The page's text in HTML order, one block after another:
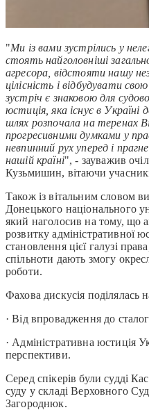
"Ми із вами зустрілись у
стоять найголовніші
агресора, відстояти нашу
цілісність і відбудувати
зустріч є знаковою для
юстиція, яка існує в Україні
шлях розпочала на теренах
прогресивними думками у
невпинний рух уперед і
нашій країні", - зауважив
Кузьмишин, вітаючи
Також із вітальним словом
Донецького національного
який наголосив на тому, що
розвитку адміністративної
становлення цієї галузі
спільноти дають змогу
роботи.
Фахова дискусія поділялась
·Від впровадження до
· Адміністративна юстиція
перспективи.
Серед спікерів були судді
суду у складі Верховного
Загороднюк.